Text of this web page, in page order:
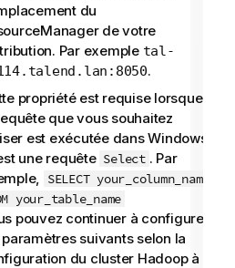
du
de votre
Par exemple tal-
.
propriété est requise lorsque
que vous souhaitez
est exécutée dans Windows
une requête Select . Par
SELECT your_column_name
your_table_name
pouvez continuer à configurer
suivants selon la
du cluster Hadoop à